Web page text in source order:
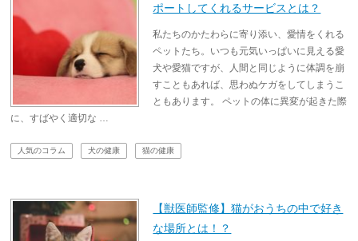
ポートしてくれるサービスとは？
私たちのかたわらに寄り添い、愛情をくれる
ペットたち。いつも元気いっぱいに見える愛
犬や愛猫ですが、人間と同じように体調を崩
すこともあれば、思わぬケガをしてしまうこ
ともあります。 ペットの体に異変が起きた際
に、すばやく適切な …
人気のコラム 犬の健康 猫の健康
【獣医師監修】猫がおうちの中で好き
な場所とは！？